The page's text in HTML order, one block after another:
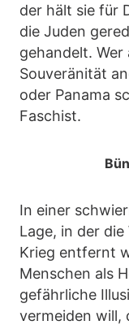
der hält sie für
die Juden
gehandelt.
Souveränität
oder Panama
Faschist.
In einer
Lage, in der
Krieg entfernt
Menschen als
gefährliche
vermeiden will,